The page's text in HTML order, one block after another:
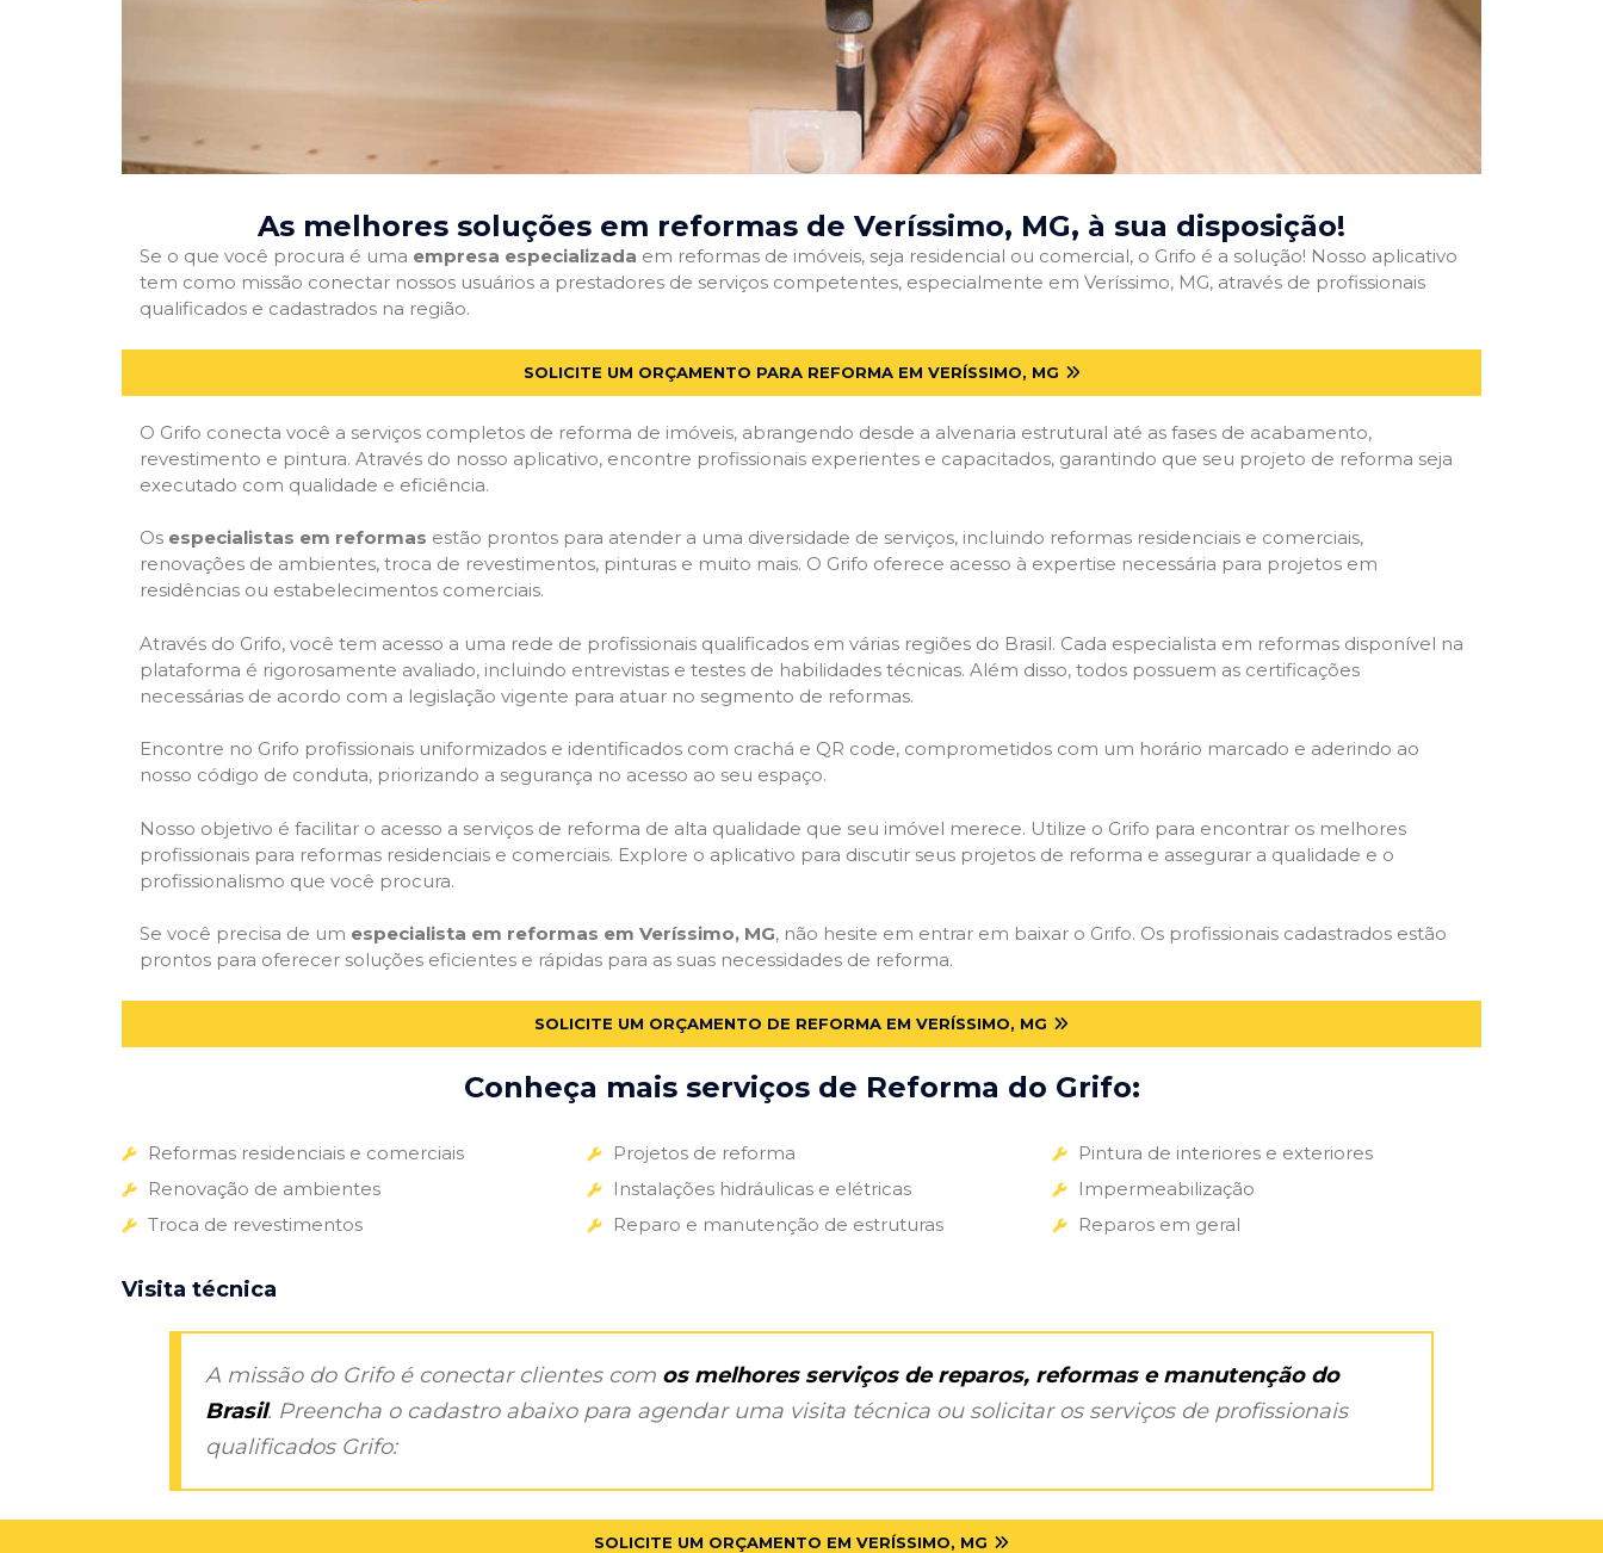
As melhores soluções em reformas de Veríssimo, MG, à sua disposição!
Se o que você procura é uma empresa especializada em reformas de imóveis, seja residencial ou comercial, o Grifo é a solução! Nosso aplicativo
tem como missão conectar nossos usuários a prestadores de serviços competentes, especialmente em Veríssimo, MG, através de profissionais
qualificados e cadastrados na região.
SOLICITE UM ORÇAMENTO PARA REFORMA EM VERÍSSIMO, MG
O Grifo conecta você a serviços completos de reforma de imóveis, abrangendo desde a alvenaria estrutural até as fases de acabamento,
revestimento e pintura. Através do nosso aplicativo, encontre profissionais experientes e capacitados, garantindo que seu projeto de reforma seja
executado com qualidade e eficiência.
Os especialistas em reformas estão prontos para atender a uma diversidade de serviços, incluindo reformas residenciais e comerciais,
renovações de ambientes, troca de revestimentos, pinturas e muito mais. O Grifo oferece acesso à expertise necessária para projetos em
residências ou estabelecimentos comerciais.
Através do Grifo, você tem acesso a uma rede de profissionais qualificados em várias regiões do Brasil. Cada especialista em reformas disponível na
plataforma é rigorosamente avaliado, incluindo entrevistas e testes de habilidades técnicas. Além disso, todos possuem as certificações
necessárias de acordo com a legislação vigente para atuar no segmento de reformas.
Encontre no Grifo profissionais uniformizados e identificados com crachá e QR code, comprometidos com um horário marcado e aderindo ao
nosso código de conduta, priorizando a segurança no acesso ao seu espaço.
Nosso objetivo é facilitar o acesso a serviços de reforma de alta qualidade que seu imóvel merece. Utilize o Grifo para encontrar os melhores
profissionais para reformas residenciais e comerciais. Explore o aplicativo para discutir seus projetos de reforma e assegurar a qualidade e o
profissionalismo que você procura.
Se você precisa de um especialista em reformas em Veríssimo, MG, não hesite em entrar em baixar o Grifo. Os profissionais cadastrados estão
prontos para oferecer soluções eficientes e rápidas para as suas necessidades de reforma.
SOLICITE UM ORÇAMENTO DE REFORMA EM VERÍSSIMO, MG
Conheça mais serviços de Reforma do Grifo:
Reformas residenciais e comerciais
Renovação de ambientes
Troca de revestimentos
Projetos de reforma
Instalações hidráulicas e elétricas
Reparo e manutenção de estruturas
Pintura de interiores e exteriores
Impermeabilização
Reparos em geral
Visita técnica
A missão do Grifo é conectar clientes com os melhores serviços de reparos, reformas e manutenção do
Brasil. Preencha o cadastro abaixo para agendar uma visita técnica ou solicitar os serviços de profissionais
qualificados Grifo:
SOLICITE UM ORÇAMENTO EM VERÍSSIMO, MG